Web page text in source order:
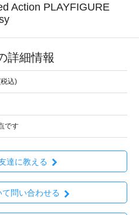
Action PLAYFIGURE
詳細情報
込)
です
達に教える
問い合わせる